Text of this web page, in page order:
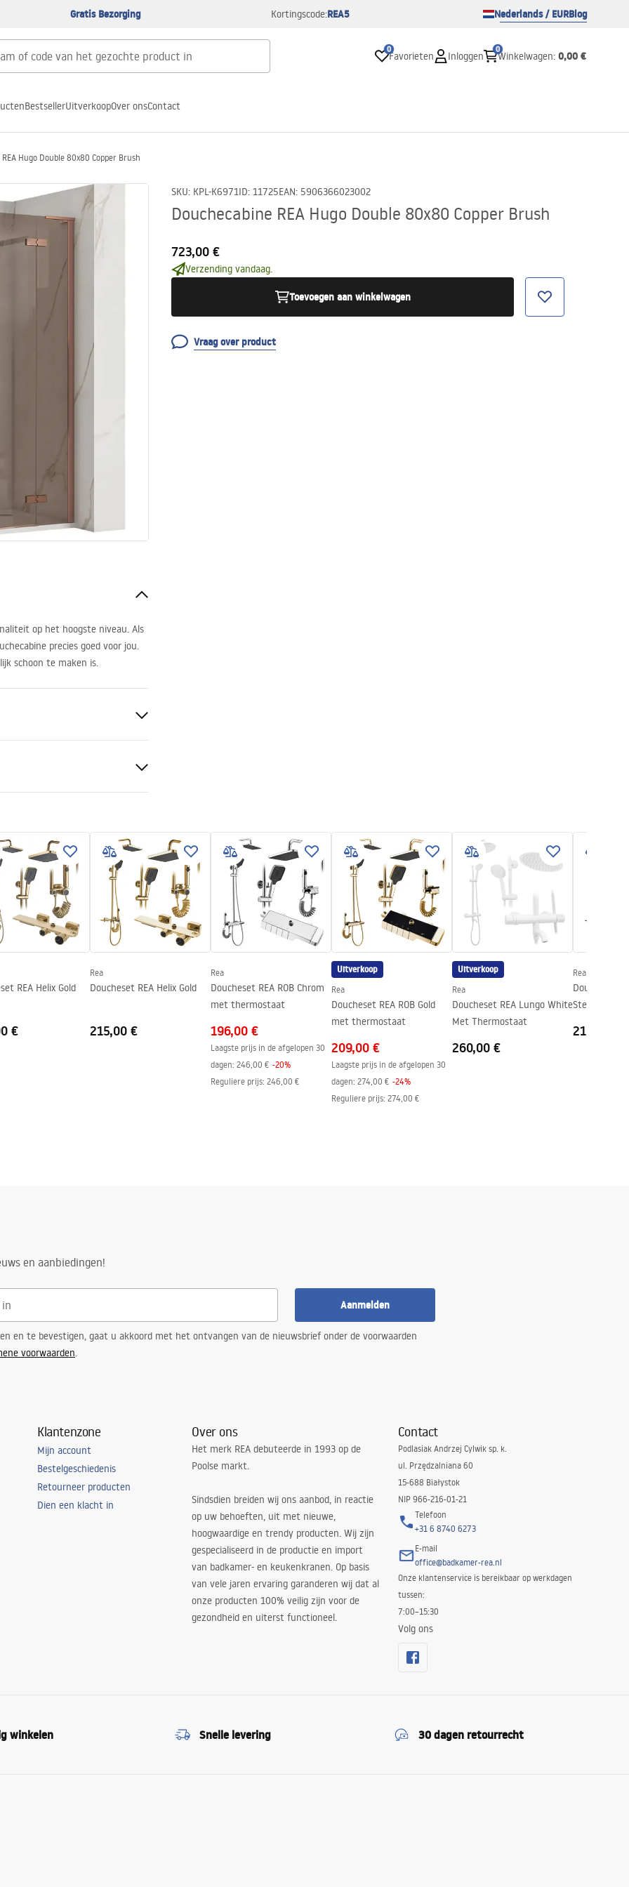
Gratis Bezorging Kortingscode:REA5 Nederlands / EURBlog
0
Favorieten Inloggen
0
Winkelwagen: 0,00 €
BestsellerUitverkoopOver onsContact
Hugo Double 80x80 Copper Brush
SKU: KPL-K6971ID: 11725EAN: 5906366023002
Douchecabine REA Hugo Double 80x80 Copper Brush
723,00 €
Verzending vandaag.
Toevoegen aan winkelwagen
Vraag over product
op het hoogste niveau. Als
precies goed voor jou.
schoon te maken is.
kantelbaar
of op de vloer
kant van het glas
BEZPIECZENSTWA
DRZWI PARAWANY.pdf
REA Helix Gold
€
Rea
Doucheset REA Helix Gold
215,00 €
Rea
Doucheset REA ROB Chrom
met thermostaat
196,00 €
Laagste prijs in de afgelopen 30
dagen: 246,00 € -20%
Reguliere prijs: 246,00 €
Uitverkoop
Rea
Doucheset REA ROB Gold
met thermostaat
209,00 €
Laagste prijs in de afgelopen 30
dagen: 274,00 € -24%
Reguliere prijs: 274,00 €
Uitverkoop
Rea
Doucheset REA Lungo White
Met Thermostaat
260,00 €
Rea
Doucheset
Steel
210,00 €
en aanbiedingen!
Aanmelden
en te bevestigen, gaat u akkoord met het ontvangen van de nieuwsbrief onder de voorwaarden
voorwaarden.
Klantenzone
Mijn account
Bestelgeschiedenis
Retourneer producten
Dien een klacht in
Over ons
Het merk REA debuteerde in 1993 op de
Poolse markt.
Sindsdien breiden wij ons aanbod, in reactie
op uw behoeften, uit met nieuwe,
hoogwaardige en trendy producten. Wij zijn
gespecialiseerd in de productie en import
van badkamer- en keukenkranen. Op basis
van vele jaren ervaring garanderen wij dat al
onze producten 100% veilig zijn voor de
gezondheid en uiterst functioneel.
Contact
Podlasiak Andrzej Cylwik sp. k.
ul. Przędzalniana 60
15-688 Białystok
NIP 966-216-01-21
Telefoon
+31 6 8740 6273
E-mail
office@badkamer-rea.nl
Onze klantenservice is bereikbaar op werkdagen
tussen:
7:00–15:30
Volg ons
winkelen Snelle levering 30 dagen retourrecht